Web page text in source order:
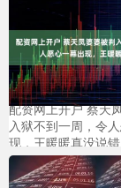
配资网上开户 蔡天
入狱不到一周，令
现，王暖暖真没说错